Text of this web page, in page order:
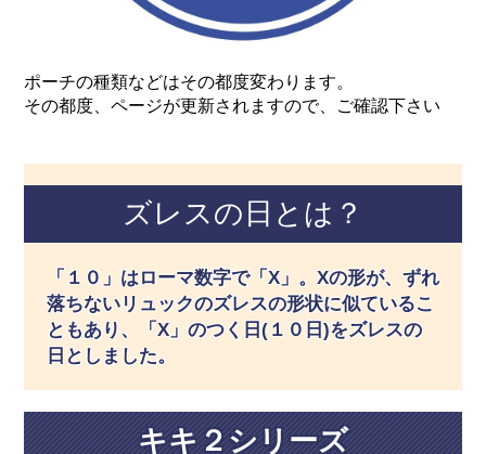
ポーチの種類などはその都度変わります。
その都度、ページが更新されますので、ご確認下さい
ズレスの日とは？
「１０」はローマ数字で「X」。Xの形が、ずれ
落ちないリュックのズレスの形状に似ているこ
ともあり、「X」のつく日(１０日)をズレスの
日としました。
キキ２シリーズ